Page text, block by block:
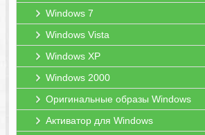
Windows 7
Windows Vista
Windows XP
Windows 2000
Оригинальные образы Windows
Активатор для Windows